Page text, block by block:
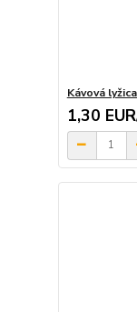
Kávová
1,30 EUR